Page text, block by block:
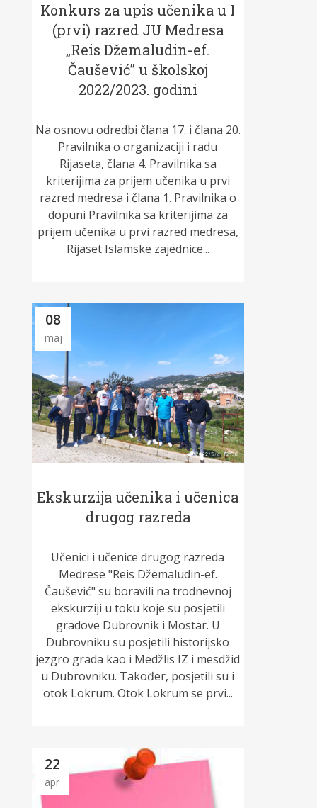
Konkurs za upis učenika u I
(prvi) razred JU Medresa
„Reis Džemaludin-ef.
Čaušević” u školskoj
2022/2023. godini
Na osnovu odredbi člana 17. i člana 20.
Pravilnika o organizaciji i radu
Rijaseta, člana 4. Pravilnika sa
kriterijima za prijem učenika u prvi
razred medresa i člana 1. Pravilnika o
dopuni Pravilnika sa kriterijima za
prijem učenika u prvi razred medresa,
Rijaset Islamske zajednice...
08
maj
Ekskurzija učenika i učenica
drugog razreda
Učenici i učenice drugog razreda
Medrese "Reis Džemaludin-ef.
Čaušević" su boravili na trodnevnoj
ekskurziji u toku koje su posjetili
gradove Dubrovnik i Mostar. U
Dubrovniku su posjetili historijsko
jezgro grada kao i Medžlis IZ i mesdžid
u Dubrovniku. Također, posjetili su i
otok Lokrum. Otok Lokrum se prvi...
22
apr